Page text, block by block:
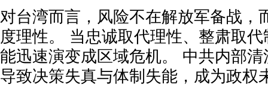
对台湾而言，风险不在解放军备战，
度理性。 当忠诚取代理性、整肃取
能迅速演变成区域危机。 中共内部
导致决策失真与体制失能，成为政权